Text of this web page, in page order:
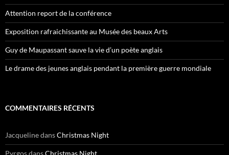
Attention report de la conférence
Exposition rafraichissante au Musée des beaux Arts
Guy de Maupassant sauve la vie d’un poète anglais
Le drame des jeunes anglais pendant la première guerre mondiale
COMMENTAIRES RÉCENTS
JacquelinedansChristmas Night
PyrgosdansChristmas Night